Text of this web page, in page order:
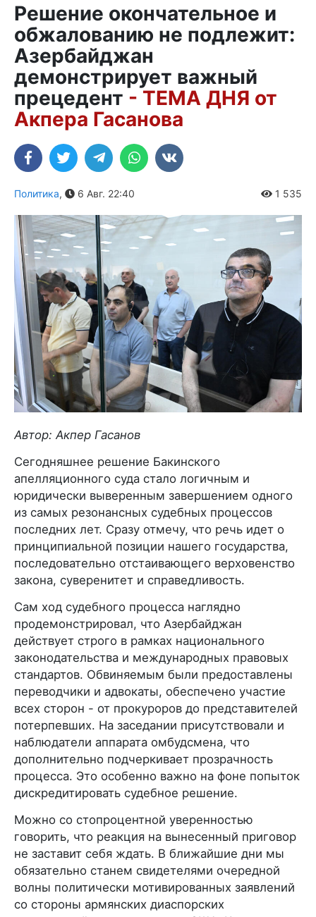
Решение окончательное и
обжалованию не подлежит:
Азербайджан
демонстрирует важный
прецедент - ТЕМА ДНЯ от
Акпера Гасанова
Политика, 6 Авг. 22:40 1 535
Автор: Акпер Гасанов
Сегодняшнее решение Бакинского
апелляционного суда стало логичным и
юридически выверенным завершением одного
из самых резонансных судебных процессов
последних лет. Сразу отмечу, что речь идет о
принципиальной позиции нашего государства,
последовательно отстаивающего верховенство
закона, суверенитет и справедливость.
Сам ход судебного процесса наглядно
продемонстрировал, что Азербайджан
действует строго в рамках национального
законодательства и международных правовых
стандартов. Обвиняемым были предоставлены
переводчики и адвокаты, обеспечено участие
всех сторон - от прокуроров до представителей
потерпевших. На заседании присутствовали и
наблюдатели аппарата омбудсмена, что
дополнительно подчеркивает прозрачность
процесса. Это особенно важно на фоне попыток
дискредитировать судебное решение.
Можно со стопроцентной уверенностью
говорить, что реакция на вынесенный приговор
не заставит себя ждать. В ближайшие дни мы
обязательно станем свидетелями очередной
волны политически мотивированных заявлений
со стороны армянских диаспорских